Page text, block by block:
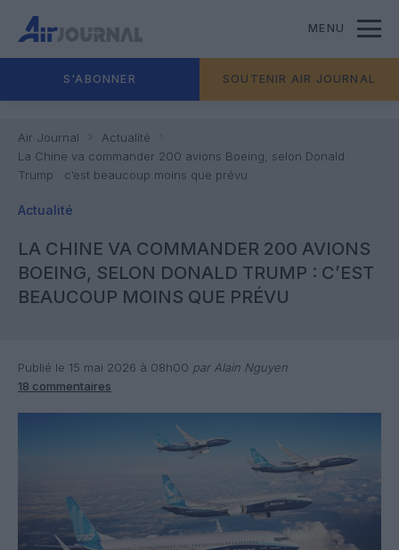
MENU
S'ABONNER SOUTENIR AIR JOURNAL
Air Journal
Actualité
La Chine va commander 200 avions Boeing, selon Donald
Trump : c’est beaucoup moins que prévu
Actualité
LA CHINE VA COMMANDER 200 AVIONS
BOEING, SELON DONALD TRUMP : C’EST
BEAUCOUP MOINS QUE PRÉVU
Publié le 15 mai 2026 à 08h00 par Alain Nguyen
18 commentaires